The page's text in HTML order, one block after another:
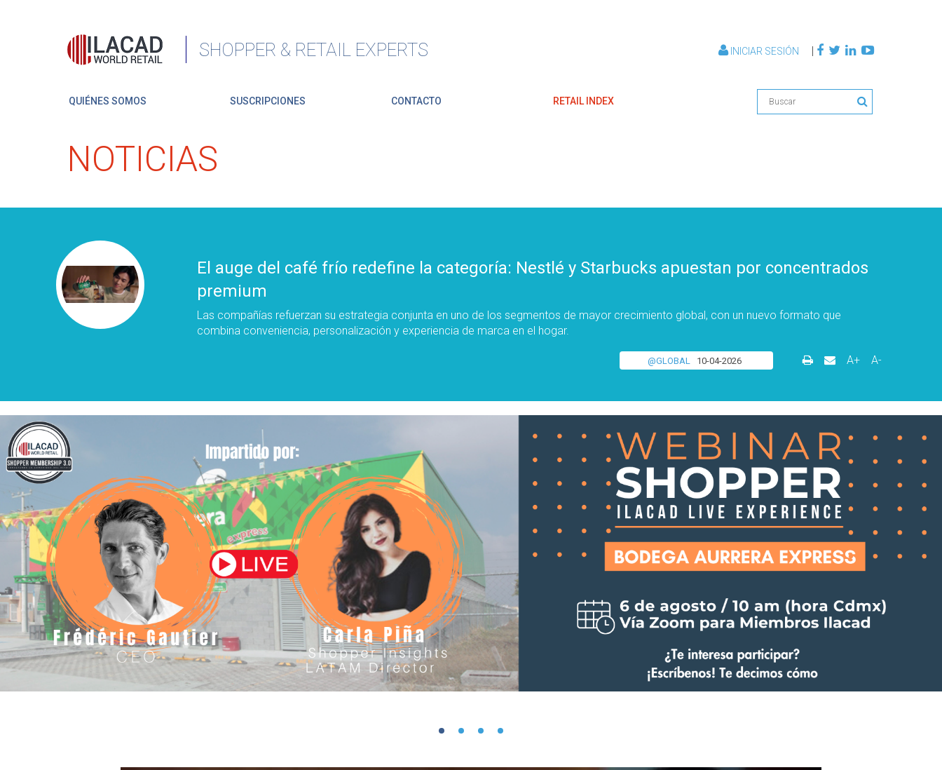
SHOPPER & RETAIL EXPERTS INICIAR SESIÓN |
QUIÉNES SOMOS SUSCRIPCIONES CONTACTO RETAIL INDEX
NOTICIAS
El auge del café frío redefine la categoría: Nestlé y Starbucks apuestan por concentrados
premium
Las compañías refuerzan su estrategia conjunta en uno de los segmentos de mayor crecimiento global, con un nuevo formato que
combina conveniencia, personalización y experiencia de marca en el hogar.
@GLOBAL 10-04-2026 A+ A-